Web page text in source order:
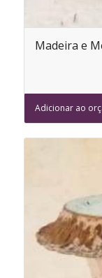
Madeira e
Adicionar ao